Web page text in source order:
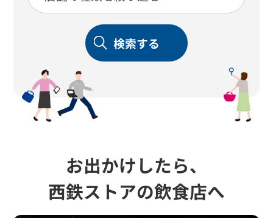
検索する
お出かけしたら、
西鉄ストアの飲食店へ